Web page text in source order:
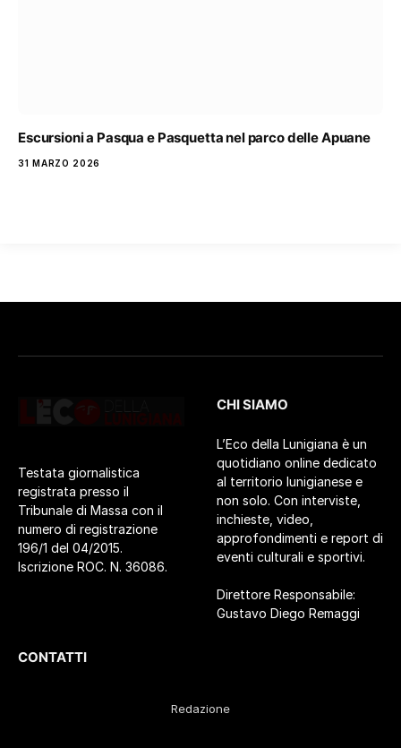
Escursioni a Pasqua e Pasquetta nel parco delle Apuane
31 MARZO 2026
Testata giornalistica
registrata presso il
Tribunale di Massa con il
numero di registrazione
196/1 del 04/2015.
Iscrizione ROC. N. 36086.
CHI SIAMO
L’Eco della Lunigiana è un
quotidiano online dedicato
al territorio lunigianese e
non solo. Con interviste,
inchieste, video,
approfondimenti e report di
eventi culturali e sportivi.
Direttore Responsabile:
Gustavo Diego Remaggi
CONTATTI
Redazione